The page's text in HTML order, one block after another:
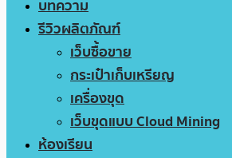
บทความ
รีวิวผลิตภัณฑ์
เว็บซื้อขาย
กระเป๋าเก็บเหรียญ
เครื่องขุด
เว็บขุดแบบ Cloud Mining
ห้องเรียน